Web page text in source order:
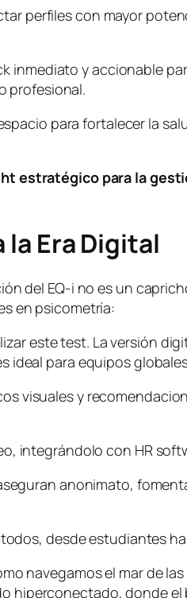
perfiles con mayor
inmediato y accionable
profesional.
para fortalecer la
estratégico para la
la Era Digital
del EQ-i no es un
en psicometría:
este test. La versión
ideal para equipos
visuales y
integrándolo con HR
anonimato,
desde estudiantes
navegamos el mar de
hiperconectado, donde el